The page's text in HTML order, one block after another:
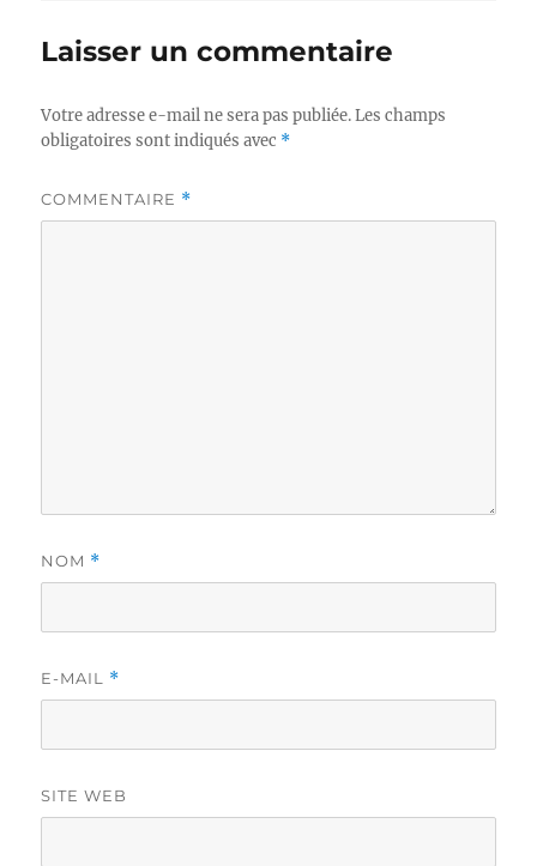
Laisser un commentaire
Votre adresse e-mail ne sera pas publiée. Les champs
obligatoires sont indiqués avec *
COMMENTAIRE *
NOM *
E-MAIL *
SITE WEB